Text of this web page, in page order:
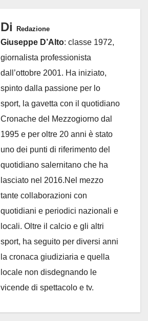
Di Redazione
Giuseppe D’Alto: classe 1972,
giornalista professionista
dall’ottobre 2001. Ha iniziato,
spinto dalla passione per lo
sport, la gavetta con il quotidiano
Cronache del Mezzogiorno dal
1995 e per oltre 20 anni è stato
uno dei punti di riferimento del
quotidiano salernitano che ha
lasciato nel 2016.Nel mezzo
tante collaborazioni con
quotidiani e periodici nazionali e
locali. Oltre il calcio e gli altri
sport, ha seguito per diversi anni
la cronaca giudiziaria e quella
locale non disdegnando le
vicende di spettacolo e tv.